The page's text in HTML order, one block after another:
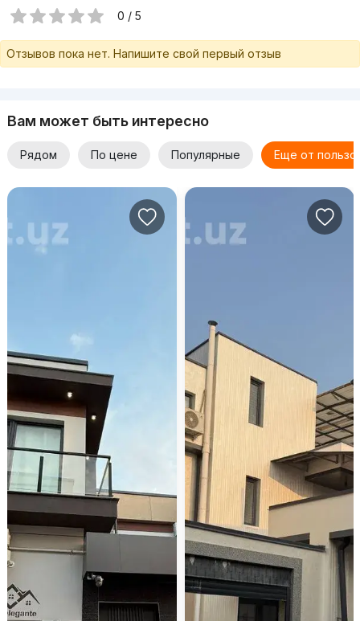
0 / 5
Отзывов пока нет. Напишите свой первый отзыв
Вам может быть интересно
Рядом По цене Популярные Еще от